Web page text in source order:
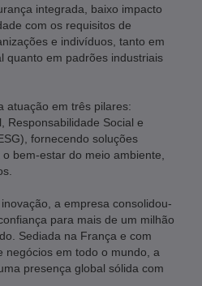
integrada, baixo impacto
com os requisitos de
e indivíduos, tanto em
quanto em padrões industriais
atuação em três pilares:
Responsabilidade Social e
fornecendo soluções
bem-estar do meio ambiente,
a empresa consolidou-
para mais de um milhão
Sediada na França e com
negócios em todo o mundo, a
presença global sólida com